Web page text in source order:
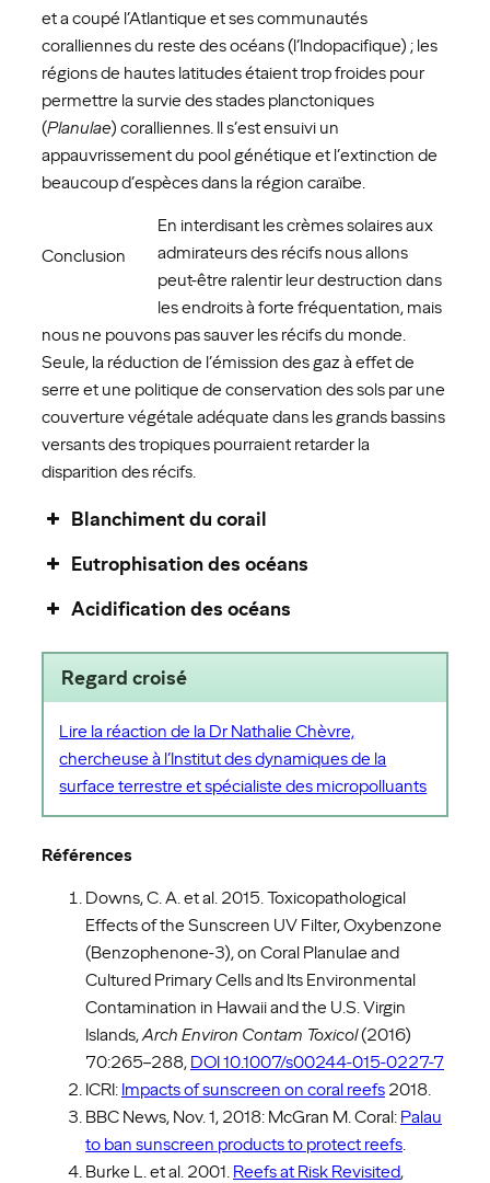
et a coupé l’Atlantique et ses communautés
coralliennes du reste des océans (l’Indopacifique) ; les
régions de hautes latitudes étaient trop froides pour
permettre la survie des stades planctoniques
(Planulae) coralliennes. Il s’est ensuivi un
appauvrissement du pool génétique et l’extinction de
beaucoup d’espèces dans la région caraïbe.
Conclusion
En interdisant les crèmes solaires aux
admirateurs des récifs nous allons
peut-être ralentir leur destruction dans
les endroits à forte fréquentation, mais
nous ne pouvons pas sauver les récifs du monde.
Seule, la réduction de l’émission des gaz à effet de
serre et une politique de conservation des sols par une
couverture végétale adéquate dans les grands bassins
versants des tropiques pourraient retarder la
disparition des récifs.
Blanchiment du corail
Eutrophisation des océans
Acidification des océans
Regard croisé
Lire la réaction de la Dr Nathalie Chèvre,
chercheuse à l’Institut des dynamiques de la
surface terrestre et spécialiste des micropolluants
Références
Downs, C. A. et al. 2015. Toxicopathological
Effects of the Sunscreen UV Filter, Oxybenzone
(Benzophenone-3), on Coral Planulae and
Cultured Primary Cells and Its Environmental
Contamination in Hawaii and the U.S. Virgin
Islands,Arch Environ Contam Toxicol(2016)
70:265–288, DOI 10.1007/s00244-015-0227-7
ICRI: Impacts of sunscreen on coral reefs 2018.
BBC News, Nov. 1, 2018: McGran M. Coral: Palau
to ban sunscreen products to protect reefs.
Burke L. et al. 2001. Reefs at Risk Revisited,